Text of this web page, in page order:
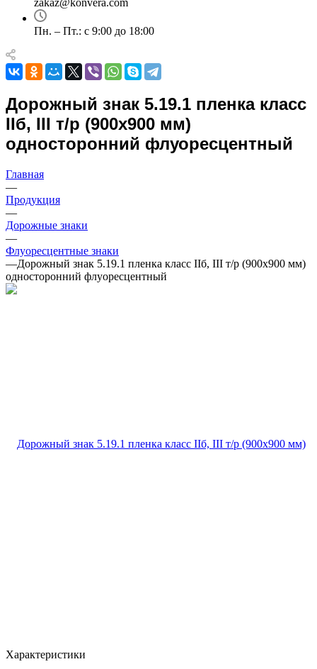
zakaz@konvera.com
Пн. – Пт.: с 9:00 до 18:00
Дорожный знак 5.19.1 пленка класс
IIб, III т/р (900х900 мм)
односторонний флуоресцентный
Главная
—
Продукция
—
Дорожные знаки
—
Флуоресцентные знаки
—Дорожный знак 5.19.1 пленка класс IIб, III т/р (900х900 мм)
односторонний флуоресцентный
Характеристики